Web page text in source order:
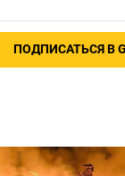
ПОДПИСАТЬСЯ В